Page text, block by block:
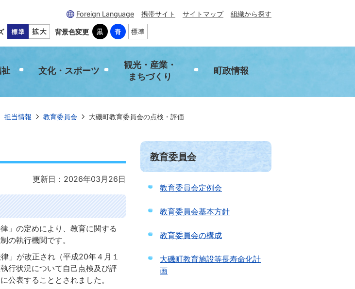
Foreign Language 携帯サイト サイトマップ 組織から探す
背景色変更
文化・スポーツ
観光・産業・
まちづくり
町政情報
担当情報 教育委員会 大磯町教育委員会の点検・評価
更新日：2026年03月26日
」の定めにより、教育に関する
の執行機関です。
」が改正され（平成20年４月１
行状況について自己点検及び評
公表することとされました。
教育委員会
教育委員会定例会
教育委員会基本方針
教育委員会の構成
大磯町教育施設等長寿命化計
画